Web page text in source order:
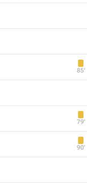
85‎’‎
79‎’‎
90‎’‎